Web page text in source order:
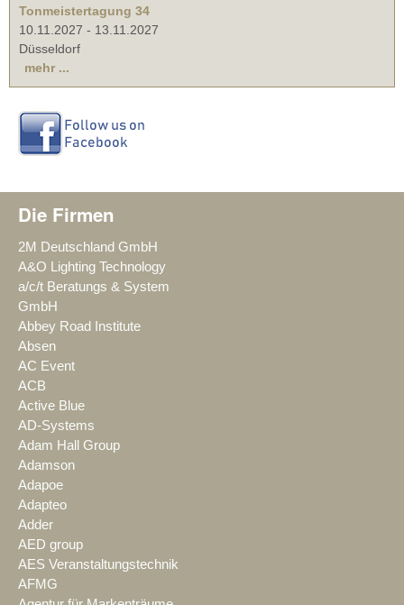
Tonmeistertagung 34
10.11.2027 - 13.11.2027
Düsseldorf
mehr ...
Die Firmen
2M Deutschland GmbH
A&O Lighting Technology
a/c/t Beratungs & System
GmbH
Abbey Road Institute
Absen
AC Event
ACB
Active Blue
AD-Systems
Adam Hall Group
Adamson
Adapoe
Adapteo
Adder
AED group
AES Veranstaltungstechnik
AFMG